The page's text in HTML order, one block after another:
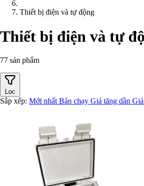
Thiết bị điện và tự động
Thiết bị điện và tự
77 sản phẩm
Lọc
Sắp xếp: Mới nhất Bán chạy Giá tăng dần